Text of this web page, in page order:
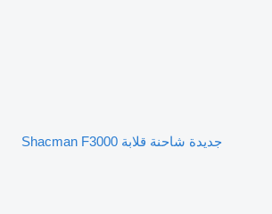
جديدة شاحنة قلابة Shacman F3000